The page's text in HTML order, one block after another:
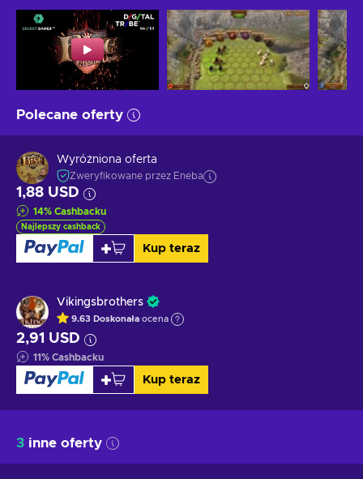
Polecane oferty
Wyróżniona oferta
Zweryfikowane przez Eneba
1,88 USD
14% Cashbacku
Najlepszy cashback
Kup teraz
Vikingsbrothers
9.63 Doskonała ocena
2,91 USD
11% Cashbacku
Kup teraz
3 inne oferty